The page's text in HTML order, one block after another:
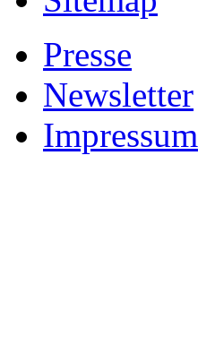
Presse
Newsletter
Impressum